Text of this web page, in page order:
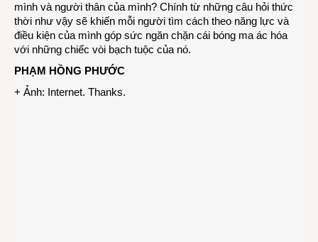
mình và người thân của mình? Chính từ những câu hỏi thức
thời như vậy sẽ khiến mỗi người tìm cách theo năng lực và
điều kiện của mình góp sức ngăn chặn cái bóng ma ác hóa
với những chiếc vòi bạch tuộc của nó.
PHẠM HỒNG PHƯỚC
+ Ảnh: Internet. Thanks.